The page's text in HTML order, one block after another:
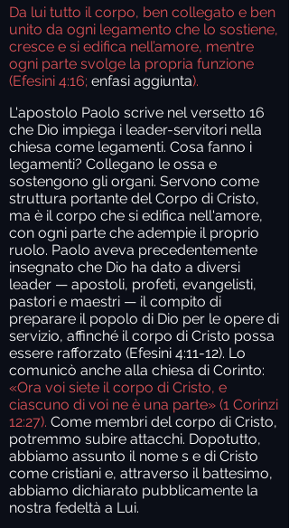
Da lui tutto il corpo, ben collegato e ben
unito da ogni legamento che lo sostiene,
cresce e si edifica nell’amore, mentre
ogni parte svolge la propria funzione
(Efesini 4:16; enfasi aggiunta).
L'apostolo Paolo scrive nel versetto 16
che Dio impiega i leader-servitori nella
chiesa come legamenti. Cosa fanno i
legamenti? Collegano le ossa e
sostengono gli organi. Servono come
struttura portante del Corpo di Cristo,
ma è il corpo che si edifica nell'amore,
con ogni parte che adempie il proprio
ruolo. Paolo aveva precedentemente
insegnato che Dio ha dato a diversi
leader — apostoli, profeti, evangelisti,
pastori e maestri — il compito di
preparare il popolo di Dio per le opere di
servizio, affinché il corpo di Cristo possa
essere rafforzato (Efesini 4:11-12). Lo
comunicò anche alla chiesa di Corinto:
«Ora voi siete il corpo di Cristo, e
ciascuno di voi ne è una parte» (1 Corinzi
12:27). Come membri del corpo di Cristo,
potremmo subire attacchi. Dopotutto,
abbiamo assunto il nome s e di Cristo
come cristiani e, attraverso il battesimo,
abbiamo dichiarato pubblicamente la
nostra fedeltà a Lui.